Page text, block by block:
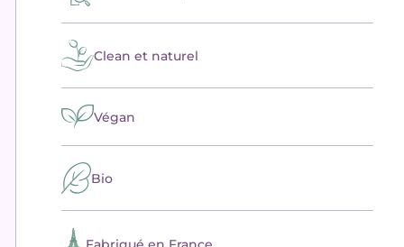
Clean et naturel
Végan
Bio